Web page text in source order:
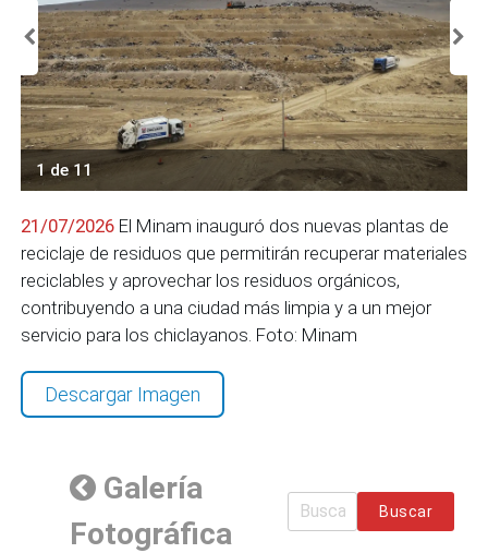
1 de 11
21/07/2026 El Minam inauguró dos nuevas plantas de
reciclaje de residuos que permitirán recuperar materiales
reciclables y aprovechar los residuos orgánicos,
contribuyendo a una ciudad más limpia y a un mejor
servicio para los chiclayanos. Foto: Minam
Descargar Imagen
Galería
Fotográfica
Buscar